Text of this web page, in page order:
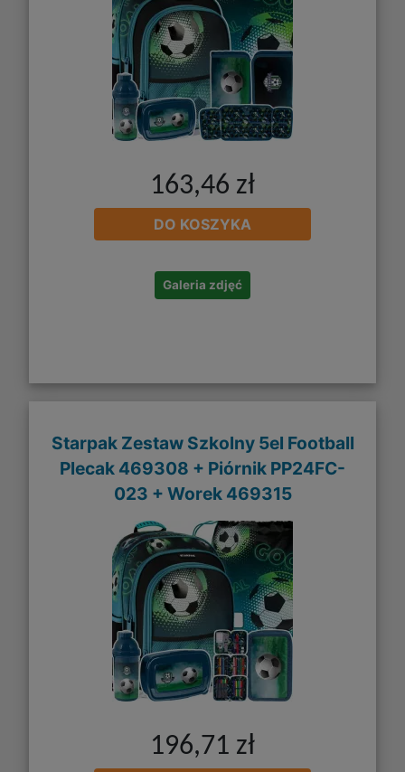
163,46 zł
DO KOSZYKA
Galeria zdjęć
Starpak Zestaw Szkolny 5el Football
Plecak 469308 + Piórnik PP24FC-
023 + Worek 469315
196,71 zł